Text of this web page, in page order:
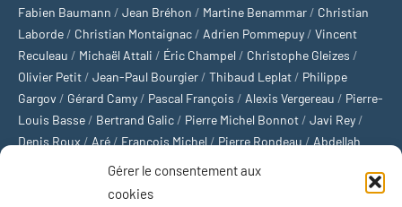
Gérer le consentement aux
cookies
Fabien Baumann / Jean Bréhon / Martine Benammar / Christian
Laborde / Christian Montaignac / Adrien Pommepuy / Vincent
Reculeau / Michaël Attali / Éric Champel / Christophe Gleizes /
Olivier Petit / Jean-Paul Bourgier / Thibaud Leplat / Philippe
Gargov / Gérard Camy / Pascal François / Alexis Vergereau / Pierre-
Louis Basse / Bertrand Galic / Pierre Michel Bonnot / Javi Rey /
Denis Roux / Aré / François Michel / Pierre Rondeau / Abdellah
Michaël Delépine